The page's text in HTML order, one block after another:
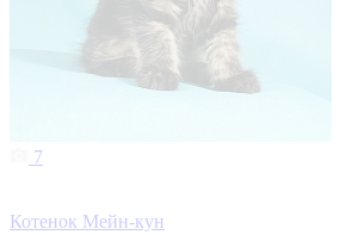
7
Котенок Мейн-кун